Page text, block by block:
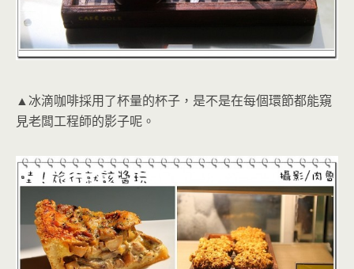
▲冰滴咖啡採用了杯量的杯子，是不是在每個環節都能窺
見老闆工程師的影子呢。